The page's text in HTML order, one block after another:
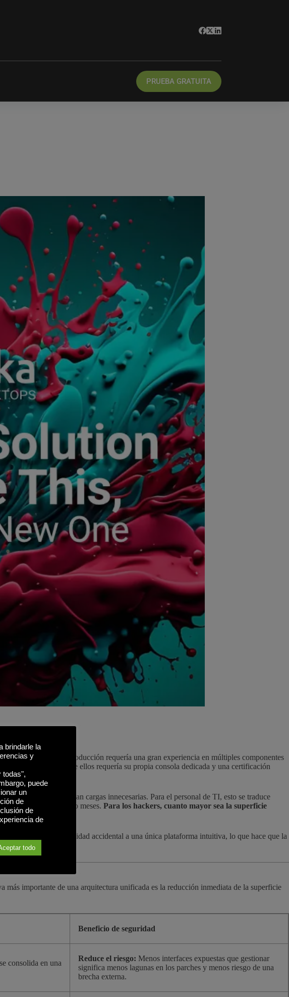
PRUEBA GRATUITA
listo para la producción requería una gran experiencia en múltiples componentes
perfiles. Cada uno de ellos requería su propia consola dedicada y una certificación
final, pero que crean cargas innecesarias. Para el personal de TI, esto se traduce
durante semanas o meses. Para los hackers, cuanto mayor sea la superficie
ejemplo).
reducen esta complejidad accidental a una única plataforma intuitiva, lo que hace que la
más importante de una arquitectura unificada es la reducción inmediata de la superficie
Beneficio de seguridad
consolida en una
Reduce el riesgo: Menos interfaces expuestas que gestionar
significa menos lagunas en los parches y menos riesgo de una
brecha externa.
brindarle la
y
todas",
puede
un
de
de
de
todo